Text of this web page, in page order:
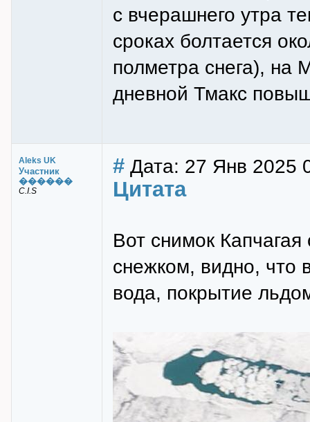
с вчерашнего утра
сроках болтается
полметра снега), на
дневной Тмакс
Aleks UK
Участник
������
C.I.S
# Дата: 27 Янв 2025
Цитата
Вот снимок
снежком, видно, что
вода, покрытие